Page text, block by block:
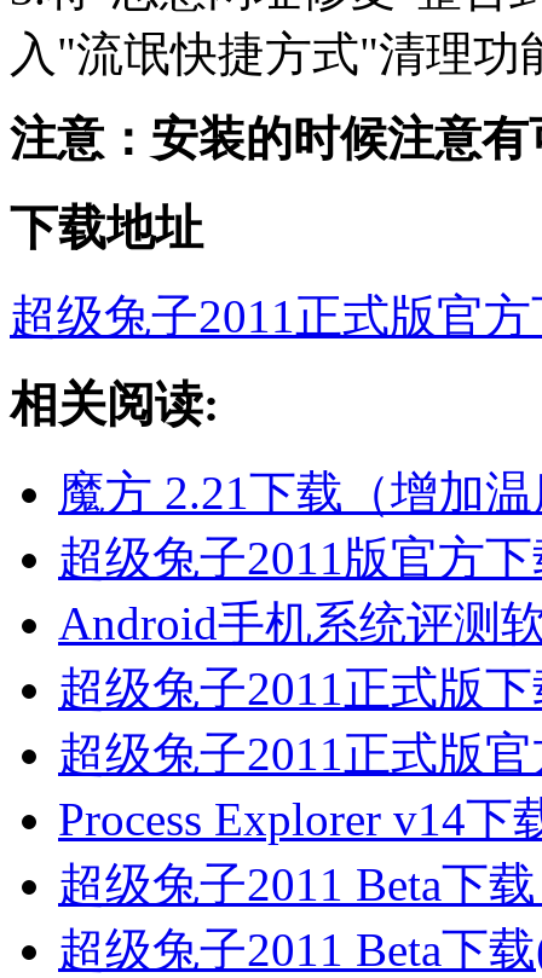
入"流氓快捷方式"清理功
注意：安装的时候注意
下载地址
超级兔子2011正式版官
相关阅读:
魔方 2.21下载（增加
超级兔子2011版官方
Android手机系统评测
超级兔子2011正式版
超级兔子2011正式版
Process Explorer v14下
超级兔子2011 Beta下
超级兔子2011 Beta下